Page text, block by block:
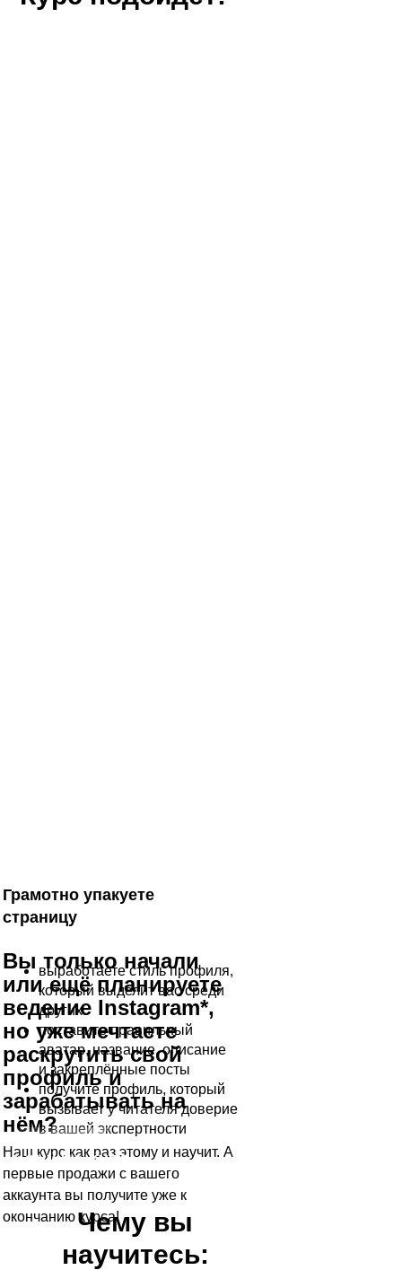
Грамотно упакуете
страницу
выработаете стиль профиля,
который выделит вас среди
других
поставите правильный
аватар, название, описание
и закреплённые посты
получите профиль, который
вызывает у читателя доверие
в вашей экспертности
Вы только начали
или ещё планируете
ведение Instagram*,
но уже мечтаете
раскрутить свой
профиль и
зарабатывать на
нём?
Наш курс как раз этому и научит. А
первые продажи с вашего
аккаунта вы получите уже к
окончанию курса!
ХОЧУ НА КУРС
Чему вы
научитесь: